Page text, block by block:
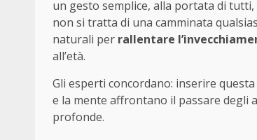
un gesto semplice, alla portata di
non si tratta di una camminata
naturali per rallentare
all’età.
Gli esperti concordano: inserire
e la mente affrontano il passare degli
profonde.